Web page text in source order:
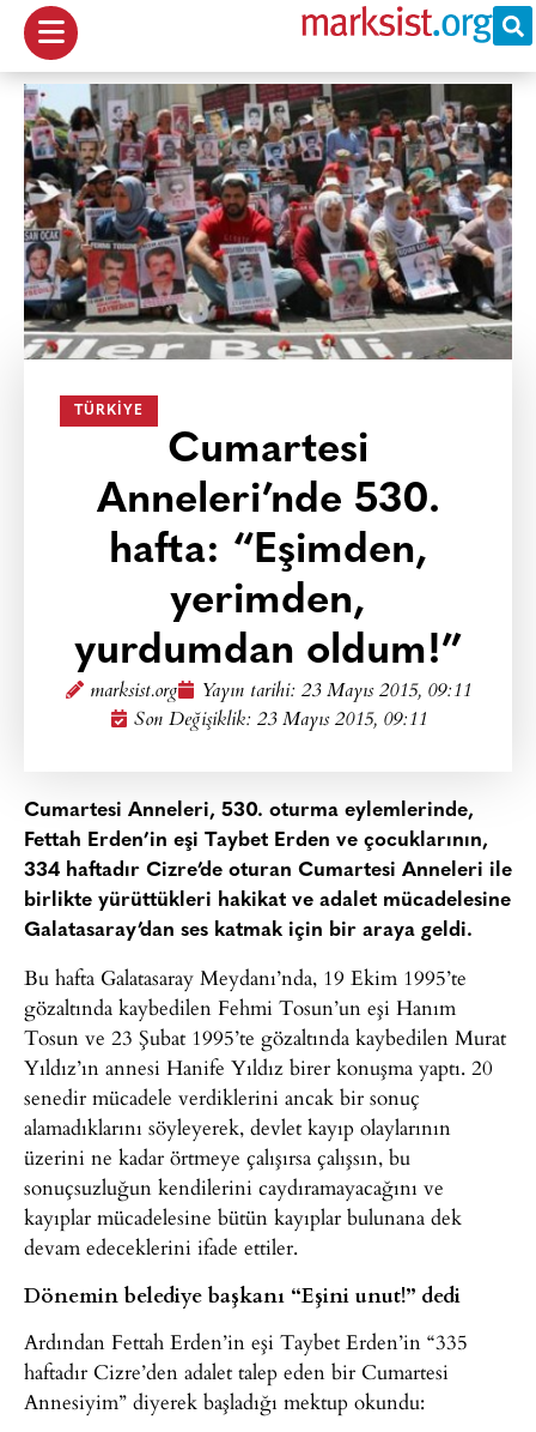
TÜRKIYE
Cumartesi
Anneleri’nde 530.
hafta: “Eşimden,
yerimden,
yurdumdan oldum!”
marksist.org Yayın tarihi: 23 Mayıs 2015, 09:11
Son Değişiklik: 23 Mayıs 2015, 09:11
Cumartesi Anneleri, 530. oturma eylemlerinde,
Fettah Erden’in eşi Taybet Erden ve çocuklarının,
334 haftadır Cizre’de oturan Cumartesi Anneleri ile
birlikte yürüttükleri hakikat ve adalet mücadelesine
Galatasaray’dan ses katmak için bir araya geldi.
Bu hafta Galatasaray Meydanı’nda, 19 Ekim 1995’te
gözaltında kaybedilen Fehmi Tosun’un eşi Hanım
Tosun ve 23 Şubat 1995’te gözaltında kaybedilen Murat
Yıldız’ın annesi Hanife Yıldız birer konuşma yaptı. 20
senedir mücadele verdiklerini ancak bir sonuç
alamadıklarını söyleyerek, devlet kayıp olaylarının
üzerini ne kadar örtmeye çalışırsa çalışsın, bu
sonuçsuzluğun kendilerini caydıramayacağını ve
kayıplar mücadelesine bütün kayıplar bulunana dek
devam edeceklerini ifade ettiler.
Dönemin belediye başkanı “Eşini unut!” dedi
Ardından Fettah Erden’in eşi Taybet Erden’in “335
haftadır Cizre’den adalet talep eden bir Cumartesi
Annesiyim” diyerek başladığı mektup okundu: